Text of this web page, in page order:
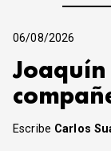
06/08/2026
Joaquín
Escribe Carlos